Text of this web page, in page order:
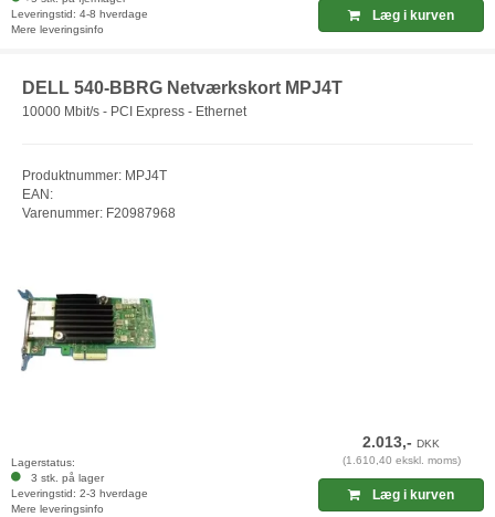
Leveringstid: 4-8 hverdage
Mere leveringsinfo
Læg i kurven
DELL 540-BBRG Netværkskort MPJ4T
10000 Mbit/s - PCI Express - Ethernet
Produktnummer: MPJ4T
EAN:
Varenummer: F20987968
Lagerstatus:
3 stk. på lager
Leveringstid: 2-3 hverdage
Mere leveringsinfo
2.013,-DKK
(1.610,40 ekskl. moms)
Læg i kurven